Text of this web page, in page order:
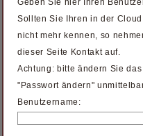
Geben Sie hier Ihren
Sollten Sie Ihren in der
nicht mehr kennen, so
dieser Seite Kontakt auf.
Achtung: bitte ändern Sie
"Passwort ändern"
Benutzername: